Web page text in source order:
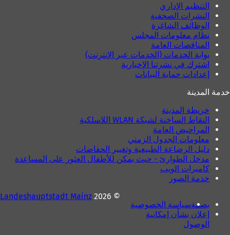
التنظيم الإداري
النشرات الصحفية
الوظائف الشاغرة
نظام معلومات المجلس
المناقصات العامة
بوابة الخدمات (الخدمات عبر الإنترنت)
اشترك في نشرتنا الإخبارية
إعدادات حماية البيانات
خدمة المدينة
خريطة المدينة
النقاط الساخنة لشبكة WLAN اللاسلكية
المراحيض العامة
معلومات الجدول الزمني
دليل الرضاعة الطبيعية وتغيير الحفاضات
مدخل الطوارئ - حيث يمكن للأطفال العثور على المساعدة
كاميرات الويب
خدمة الصور
بصمةسياسة الخصوصية
إعلان بشأن إمكانية
الوصول
© 2026
Landeshauptstadt Mainz